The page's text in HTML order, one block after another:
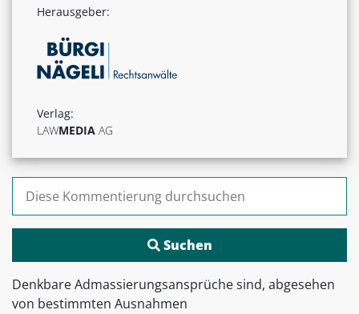
Herausgeber:
Verlag:
LAWMEDIA AG
Suchen nach:
Denkbare Admassierungsansprüche sind, abgesehen
von bestimmten Ausnahmen